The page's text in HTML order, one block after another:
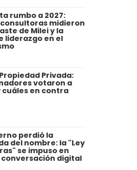
rumbo a 2027:
midieron
de Milei y la
liderazgo en el
Privada:
votaron a
cuáles en contra
perdió la
del nombre: la "Ley
se impuso en
digital